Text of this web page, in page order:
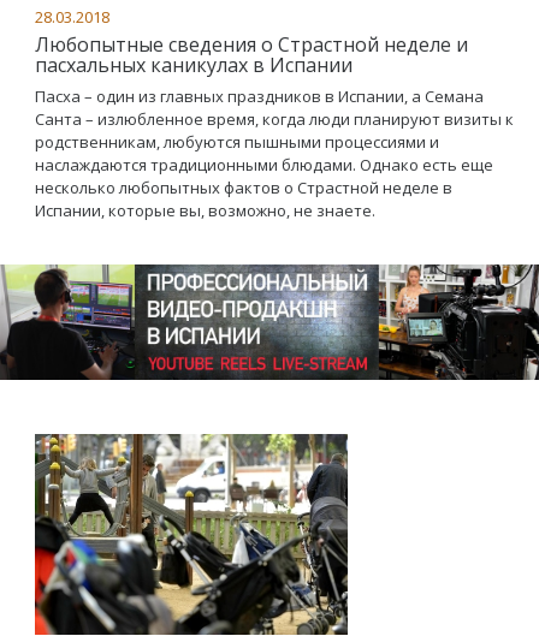
28.03.2018
Любопытные сведения о Страстной неделе и
пасхальных каникулах в Испании
Пасха – один из главных праздников в Испании, а Семана
Санта – излюбленное время, когда люди планируют визиты к
родственникам, любуются пышными процессиями и
наслаждаются традиционными блюдами. Однако есть еще
несколько любопытных фактов о Страстной неделе в
Испании, которые вы, возможно, не знаете.